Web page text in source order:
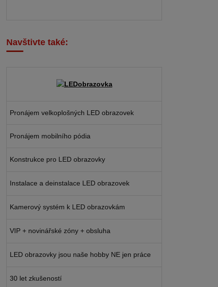
Navštivte také:
Pronájem velkoplošných LED obrazovek
Pronájem mobilního pódia
Konstrukce pro LED obrazovky
Instalace a deinstalace LED obrazovek
Kamerový systém k LED obrazovkám
VIP + novinářské zóny + obsluha
LED obrazovky jsou naše hobby NE jen práce
30 let zkušeností